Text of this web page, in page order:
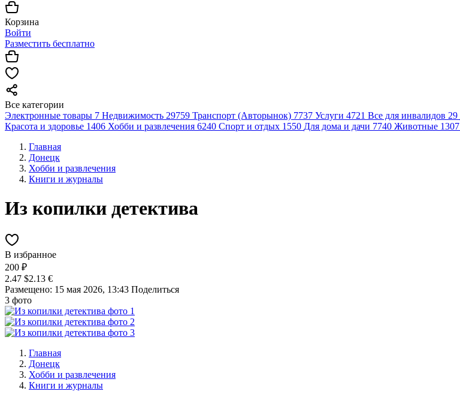
Корзина
Войти
Разместить бесплатно
Все категории
Электронные товары 7 Недвижимость 29759 Транспорт (Авторынок) 7737 Услуги 4721 Все для инвалидов 29
Красота и здоровье 1406 Хобби и развлечения 6240 Спорт и отдых 1550 Для дома и дачи 7740 Животные 1307
Главная
Донецк
Хобби и развлечения
Книги и журналы
Из копилки детектива
В избранное
200 ₽
2.47 $2.13 €
Размещено: 15 мая 2026, 13:43 Поделиться
3 фото
Главная
Донецк
Хобби и развлечения
Книги и журналы